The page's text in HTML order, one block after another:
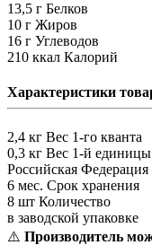
13,5 г Белков
10 г Жиров
16 г Углеводов
210 ккал Калорий
Характеристики
2,4 кг Вес 1-го кванта
0,3 кг Вес 1-й единицы
Российская Федерация
6 мес. Срок хранения
8 шт Количество
в заводской упаковке
⚠️ Производитель